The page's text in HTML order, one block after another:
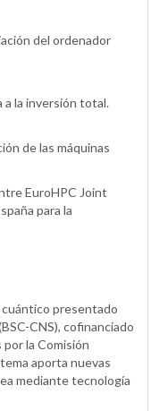
del ordenador
a la inversión total.
de las máquinas
EuroHPC Joint
para la
cuántico presentado
CNS), cofinanciado
la Comisión
aporta nuevas
mediante tecnología